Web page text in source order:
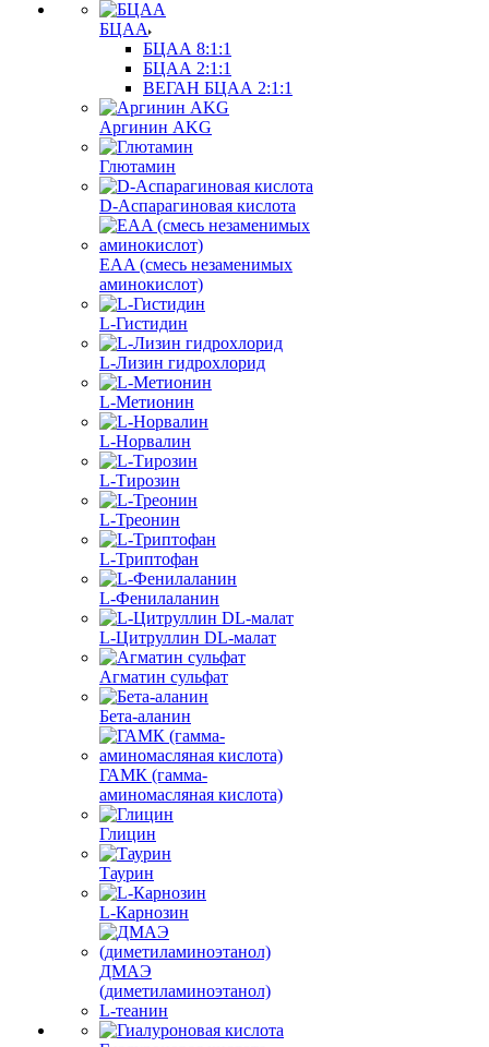
БЦАА
БЦАА 8:1:1
БЦАА 2:1:1
ВЕГАН БЦАА 2:1:1
Аргинин AKG
Глютамин
D-Аспарагиновая кислота
EAA (смесь незаменимых
аминокислот)
L-Гистидин
L-Лизин гидрохлорид
L-Метионин
L-Норвалин
L-Тирозин
L-Треонин
L-Триптофан
L-Фенилаланин
L-Цитруллин DL-малат
Агматин cульфат
Бета-аланин
ГАМК (гамма-
аминомасляная кислота)
Глицин
Таурин
L-Карнозин
ДМАЭ
(диметиламиноэтанол)
L-теанин